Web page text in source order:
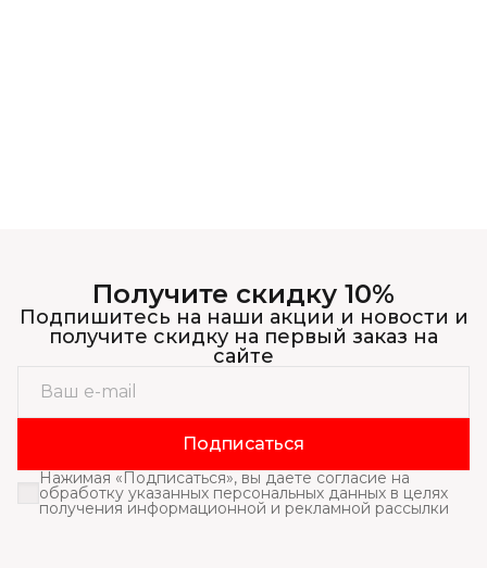
Получите скидку 10%
Подпишитесь на наши акции и новости и
получите скидку на первый заказ на
сайте
Подписаться
Нажимая «Подписаться», вы даете согласие на
обработку указанных персональных данных в целях
получения информационной и рекламной рассылки